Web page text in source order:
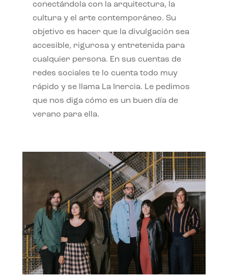
conectándola con la arquitectura, la
cultura y el arte contemporáneo. Su
objetivo es hacer que la divulgación sea
accesible, rigurosa y entretenida para
cualquier persona. En sus cuentas de
redes sociales te lo cuenta todo muy
rápido y se llama La Inercia. Le pedimos
que nos diga cómo es un buen día de
verano para ella.